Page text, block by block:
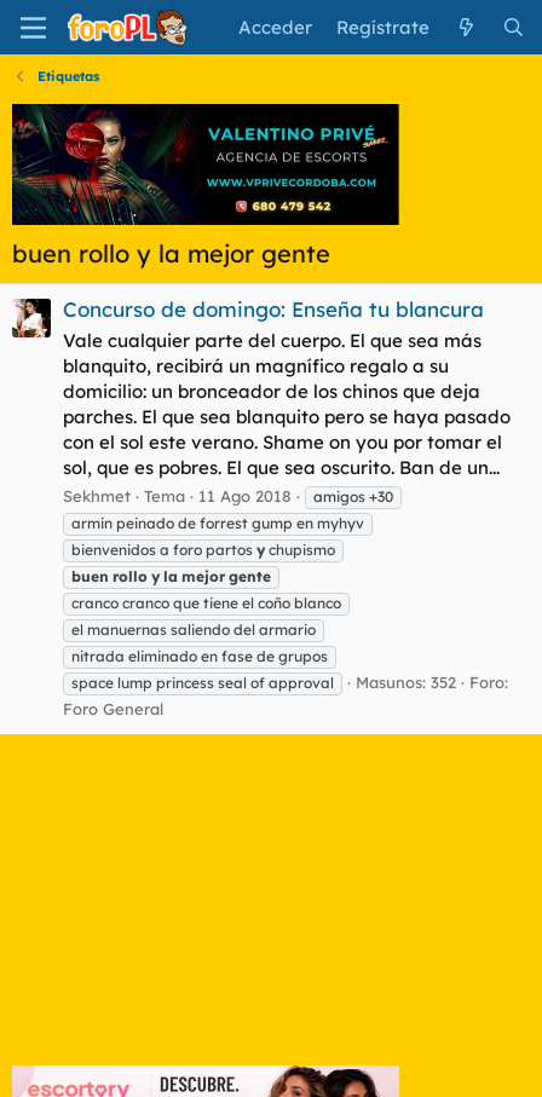
Acceder Regístrate
Etiquetas
buen rollo y la mejor gente
Concurso de domingo: Enseña tu blancura
Vale cualquier parte del cuerpo. El que sea más
blanquito, recibirá un magnífico regalo a su
domicilio: un bronceador de los chinos que deja
parches. El que sea blanquito pero se haya pasado
con el sol este verano. Shame on you por tomar el
sol, que es pobres. El que sea oscurito. Ban de un...
Sekhmet Tema 11 Ago 2018
amigos +30
armin peinado de forrest gump en myhyv
bienvenidos a foro partos y chupismo
buen rollo y la mejor gente
cranco cranco que tiene el coño blanco
el manuernas saliendo del armario
nitrada eliminado en fase de grupos
space lump princess seal of approval
Masunos: 352
Foro:
Foro General